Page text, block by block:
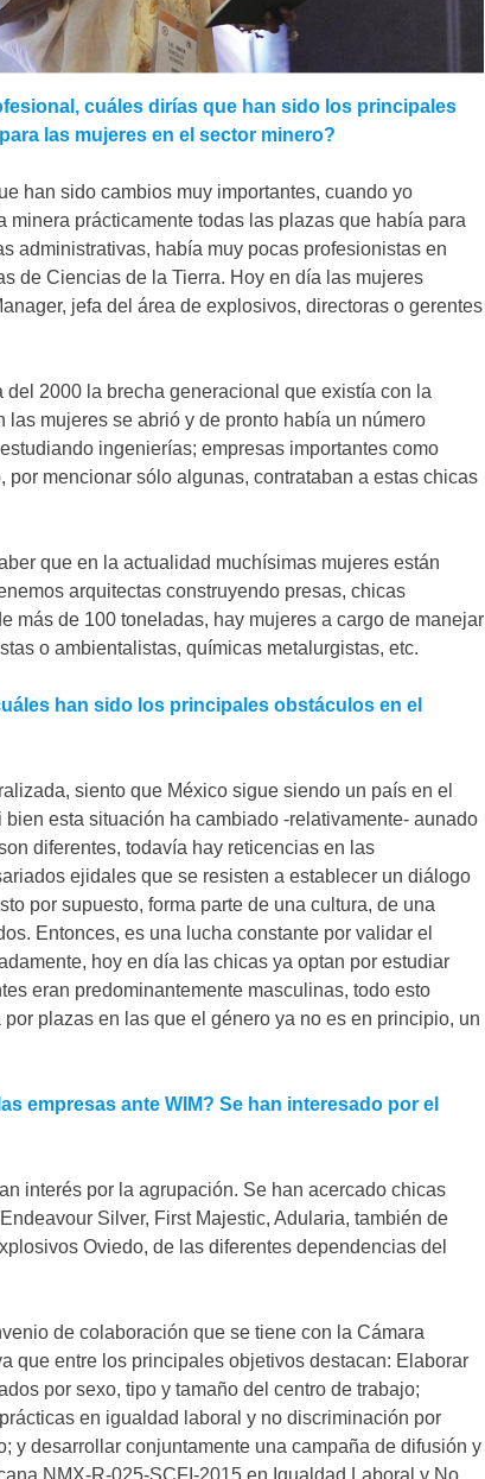
cuáles dirías que han sido los principales
las mujeres en el sector minero?
han sido cambios muy importantes, cuando yo
minera prácticamente todas las plazas que había para
administrativas, había muy pocas profesionistas en
de Ciencias de la Tierra. Hoy en día las mujeres
jefa del área de explosivos, directoras o gerentes
2000 la brecha generacional que existía con la
las mujeres se abrió y de pronto había un número
ingenierías; empresas importantes como
por mencionar sólo algunas, contrataban a estas chicas
que en la actualidad muchísimas mujeres están
arquitectas construyendo presas, chicas
más de 100 toneladas, hay mujeres a cargo de manejar
o ambientalistas, químicas metalurgistas, etc.
han sido los principales obstáculos en el
siento que México sigue siendo un país en el
esta situación ha cambiado -relativamente- aunado
diferentes, todavía hay reticencias en las
ejidales que se resisten a establecer un diálogo
por supuesto, forma parte de una cultura, de una
Entonces, es una lucha constante por validar el
hoy en día las chicas ya optan por estudiar
eran predominantemente masculinas, todo esto
plazas en las que el género ya no es en principio, un
empresas ante WIM? Se han interesado por el
interés por la agrupación. Se han acercado chicas
Silver, First Majestic, Adularia, también de
Oviedo, de las diferentes dependencias del
de colaboración que se tiene con la Cámara
que entre los principales objetivos destacan: Elaborar
por sexo, tipo y tamaño del centro de trabajo;
en igualdad laboral y no discriminación por
y desarrollar conjuntamente una campaña de difusión y
NMX-R-025-SCFI-2015 en Igualdad Laboral y No